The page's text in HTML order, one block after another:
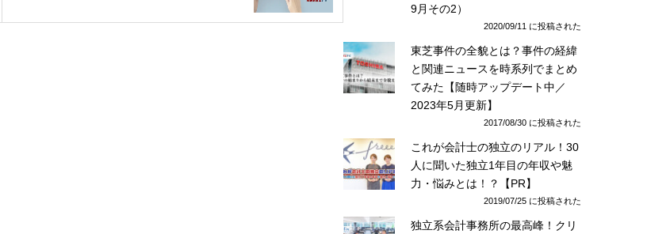
9月その2）
2020/09/11 に投稿された
東芝事件の全貌とは？事件の経緯
と関連ニュースを時系列でまとめ
てみた【随時アップデート中／
2023年5月更新】
2017/08/30 に投稿された
これが会計士の独立のリアル！30
人に聞いた独立1年目の年収や魅
力・悩みとは！？【PR】
2019/07/25 に投稿された
独立系会計事務所の最高峰！クリ